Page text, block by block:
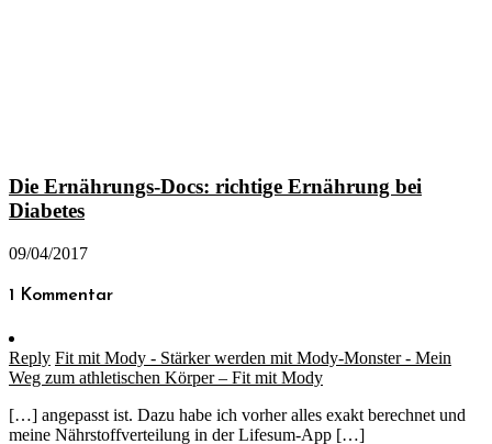
Die Ernährungs-Docs: richtige Ernährung bei
Diabetes
09/04/2017
1 Kommentar
Reply Fit mit Mody - Stärker werden mit Mody-Monster - Mein
Weg zum athletischen Körper – Fit mit Mody
[…] angepasst ist. Dazu habe ich vorher alles exakt berechnet und
meine Nährstoffverteilung in der Lifesum-App […]